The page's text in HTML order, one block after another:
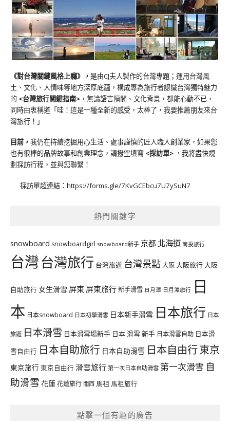
《對台灣關鍵風格上癮》 ， 是由CJ夫人製作的台灣專題；運用台灣風
土、文化、人情味等地方深厚底蘊，構成專為旅行者認識台灣獨特魅力
的 <台灣旅行關鍵指南> ，無論語言隔閡、文化背景，都能心動不已，
同時由衷稱道「哇！這是一種全新的感受，太棒了，我要推薦朋友來台
灣旅行！」
目前， 我仍在持續挖掘用心生活、處事謹慎的匠人職人創業家，如果您
也有很棒的品牌故事和創業理念，請撥空填寫 <採訪單> ，我將盡快規
劃採訪行程，並與您聯繫！
採訪單超連結： https://forms.gle/7KvGCEbcu7U7ySuN7
熱門關鍵字
snowboard snowboardgirl snowboard新手 京都 北海道 南投旅行
台灣台灣旅行 台灣旅遊 台灣景點大阪大阪旅行大阪
自助旅行 女生滑雪 屏東 屏東旅行新手滑雪 日月潭 日月潭旅行 日
本 日本snowboard 日本初學滑雪 日本新手滑雪 日本旅行 日本
旅遊 日本滑雪 日本滑雪場新手 日本 滑雪 新手 日本滑雪自助 日本滑
雪自由行 日本自助旅行 日本自助滑雪 日本自由行東京
東京旅行 東京自由行 滑雪旅行 第一次日本自助滑雪 第一次滑雪 自
助滑雪 花蓮花蓮旅行 關西 馬祖 馬祖旅行
點擊一個有趣的廣告